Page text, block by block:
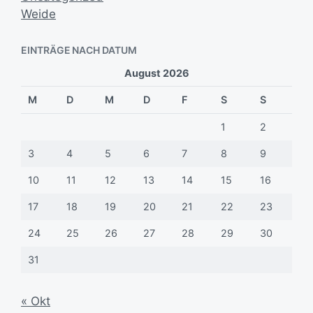
Weide
EINTRÄGE NACH DATUM
August 2026
M D M D F S S
1 2
3 4 5 6 7 8 9
10 11 12 13 14 15 16
17 18 19 20 21 22 23
24 25 26 27 28 29 30
31
« Okt